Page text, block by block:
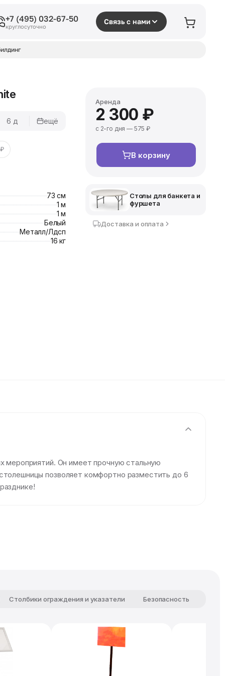
+7 (495) 032-67-50
круглосуточно
Связь с нами
6 д
ещё
73 см
1 м
1 м
Белый
Металл/Лдсп
16 кг
Аренда
2 300 ₽
с 2-го дня — 575 ₽
В корзину
Столы для банкета и
фуршета
Доставка и оплата
мероприятий. Он имеет прочную стальную
позволяет комфортно разместить до 6
Столбики ограждения и указатели Безопасность